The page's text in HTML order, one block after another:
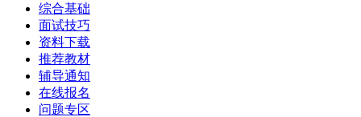
综合基础
面试技巧
资料下载
推荐教材
辅导通知
在线报名
问题专区